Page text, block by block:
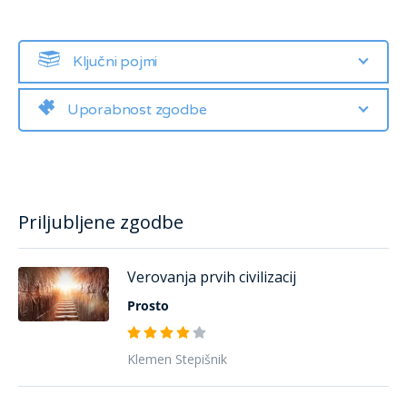
Ključni pojmi
Uporabnost zgodbe
Priljubljene zgodbe
Verovanja prvih civilizacij
Prosto
Klemen Stepišnik